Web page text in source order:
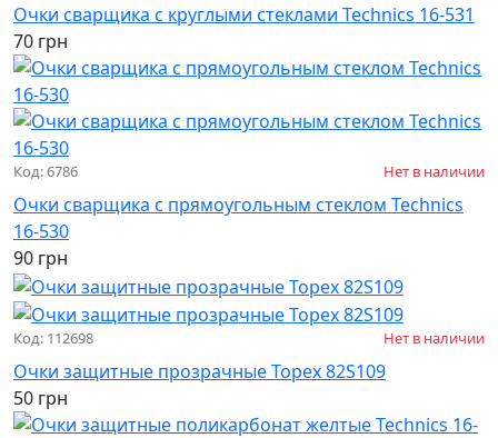
Очки сварщика с круглыми стеклами Technics 16-531
70 грн
Код: 6786 Нет в наличии
Очки сварщика с прямоугольным стеклом Technics
16-530
90 грн
Код: 112698 Нет в наличии
Очки защитные прозрачные Topex 82S109
50 грн